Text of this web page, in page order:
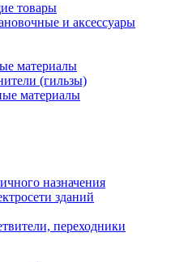
товары
и аксессуары
материалы
(гильзы)
материалы
назначения
зданий
переходники